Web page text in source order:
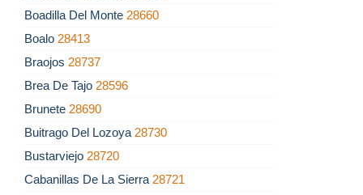
Boadilla Del Monte 28660
Boalo 28413
Braojos 28737
Brea De Tajo 28596
Brunete 28690
Buitrago Del Lozoya 28730
Bustarviejo 28720
Cabanillas De La Sierra 28721